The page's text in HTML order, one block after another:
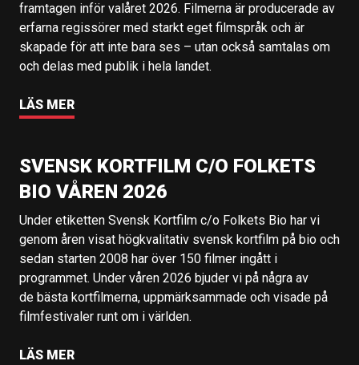
framtagen inför valåret 2026. Filmerna är producerade av
erfarna regissörer med starkt eget filmspråk och är
skapade för att inte bara ses – utan också samtalas om
och delas med publik i hela landet.
LÄS MER
SVENSK KORTFILM C/O FOLKETS
BIO VÅREN 2026
Under etiketten Svensk Kortfilm c/o Folkets Bio har vi
genom åren visat högkvalitativ svensk kortfilm på bio och
sedan starten 2008 har över 150 filmer ingått i
programmet. Under våren 2026 bjuder vi på några av
de bästa kortfilmerna, uppmärksammade och visade på
filmfestivaler runt om i världen.
LÄS MER